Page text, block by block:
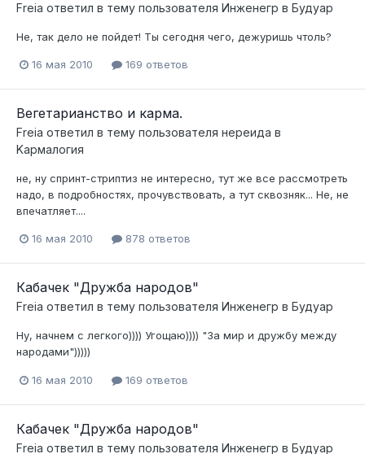
Freia ответил в тему пользователя Инженегр в Будуар
Не, так дело не пойдет! Ты сегодня чего, дежуришь чтоль?
16 мая 2010 169 ответов
Вегетарианство и карма.
Freia ответил в тему пользователя нереида в
Kармалогия
не, ну спринт-стриптиз не интересно, тут же все рассмотреть
надо, в подробностях, прочувствовать, а тут сквозняк... Не, не
впечатляет....
16 мая 2010 878 ответов
Кабачек "Дружба народов"
Freia ответил в тему пользователя Инженегр в Будуар
Ну, начнем с легкого)))) Угощаю)))) "За мир и дружбу между
народами")))))
16 мая 2010 169 ответов
Кабачек "Дружба народов"
Freia ответил в тему пользователя Инженегр в Будуар